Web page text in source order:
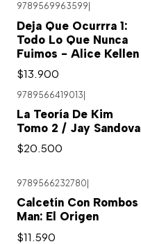
9789569963599
Deja Que Ocurrra 1:
Todo Lo Que Nunca
Fuimos - Alice Kellen
$13.900
9789566419013
La Teoría De Kim
Tomo 2 / Jay Sandoval
$20.500
9789566232780
Calcetín Con Rombos
Man: El Origen
$11.590